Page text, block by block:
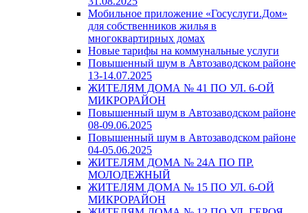
Мобильное приложение «Госуслуги.Дом»
для собственников жилья в
многоквартирных домах
Новые тарифы на коммунальные услуги
Повышенный шум в Автозаводском районе
13-14.07.2025
ЖИТЕЛЯМ ДОМА № 41 ПО УЛ. 6-ОЙ
МИКРОРАЙОН
Повышенный шум в Автозаводском районе
08-09.06.2025
Повышенный шум в Автозаводском районе
04-05.06.2025
ЖИТЕЛЯМ ДОМА № 24А ПО ПР.
МОЛОДЕЖНЫЙ
ЖИТЕЛЯМ ДОМА № 15 ПО УЛ. 6-ОЙ
МИКРОРАЙОН